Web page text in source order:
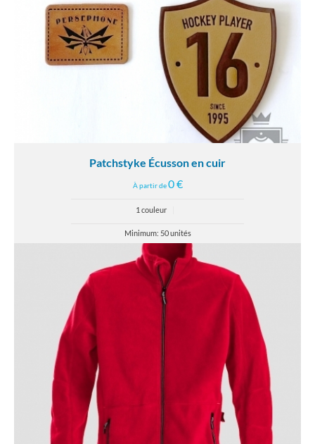
Patchstyke Écusson en cuir
À partir de0 €
1 couleur
Minimum: 50 unités